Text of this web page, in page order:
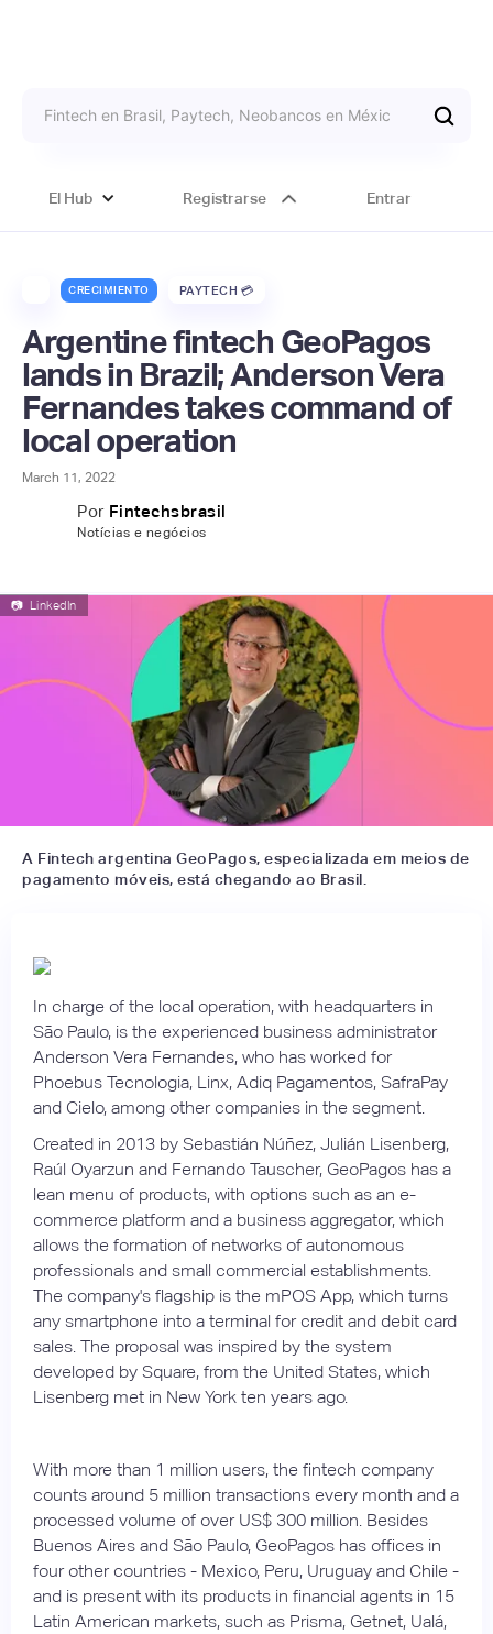
El Hub Registrarse Entrar
CRECIMIENTO PAYTECH 💳
Argentine fintech GeoPagos
lands in Brazil; Anderson Vera
Fernandes takes command of
local operation
March 11, 2022
Por Fintechsbrasil
Notícias e negócios
📷 LinkedIn
A Fintech argentina GeoPagos, especializada em meios de
pagamento móveis, está chegando ao Brasil.
In charge of the local operation, with headquarters in
São Paulo, is the experienced business administrator
Anderson Vera Fernandes, who has worked for
Phoebus Tecnologia, Linx, Adiq Pagamentos, SafraPay
and Cielo, among other companies in the segment.
Created in 2013 by Sebastián Núñez, Julián Lisenberg,
Raúl Oyarzun and Fernando Tauscher, GeoPagos has a
lean menu of products, with options such as an e-
commerce platform and a business aggregator, which
allows the formation of networks of autonomous
professionals and small commercial establishments.
The company's flagship is the mPOS App, which turns
any smartphone into a terminal for credit and debit card
sales. The proposal was inspired by the system
developed by Square, from the United States, which
Lisenberg met in New York ten years ago.
With more than 1 million users, the fintech company
counts around 5 million transactions every month and a
processed volume of over US$ 300 million. Besides
Buenos Aires and São Paulo, GeoPagos has offices in
four other countries - Mexico, Peru, Uruguay and Chile -
and is present with its products in financial agents in 15
Latin American markets, such as Prisma, Getnet, Ualá,